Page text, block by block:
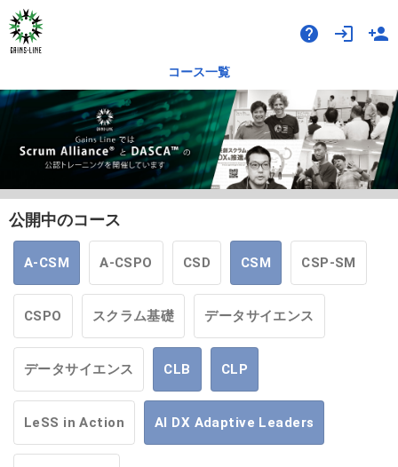
help login person_add
コース一覧
公開中のコース
A-CSM A-CSPO CSD CSM CSP-SM
CSPO スクラム基礎 データサイエンス
データサイエンス CLB CLP
LeSS in Action AI DX Adaptive Leaders